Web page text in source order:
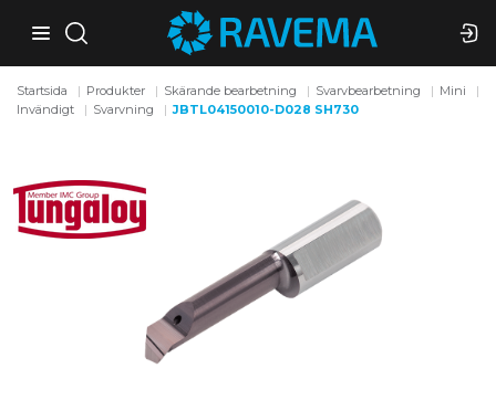
Startsida Produkter Skärande bearbetning Svarvbearbetning
Mini
Invändigt
Svarvning JBTL04150010-D028 SH730